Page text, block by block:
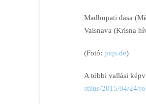
Madhupati dasa
Vaisnava (Krisna
(Fotó: piqs.de)
A többi vallási
stilus/2015/04/24/